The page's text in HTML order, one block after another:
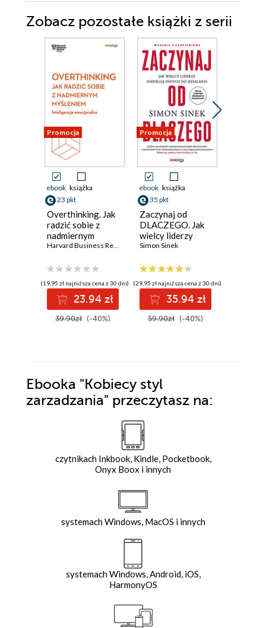
Zobacz pozostałe książki z serii
Promocja
ebook książka
23 pkt
Overthinking. Jak
radzić sobie z
nadmiernym
myśleniem.
emocjonalna.
Harvard Business
Review
Harvard Business Review
(19,95 zł najniższa cena z 30 dni)
23.94 zł
39.90zł (-40%)
Promocja
ebook książka
35 pkt
Zaczynaj od
DLACZEGO. Jak
wielcy liderzy
inspirują innych do
II uzupełnione
Simon Sinek
(29,95 zł najniższa cena z 30 dni)
35.94 zł
59.90zł (-40%)
Ebooka "Kobiecy styl
zarzadzania" przeczytasz na:
czytnikach Inkbook, Kindle, Pocketbook,
Onyx Boox i innych
systemach Windows, MacOS i innych
systemach Windows, Android, iOS,
HarmonyOS